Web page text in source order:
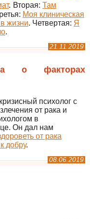
. Вторая: Там
Моя клиническая
жизни. Четвертая: Я
.
21.11.2019
о факторах
психолог с
от рака и
в
Он дал нам
от рака
добру.
08.06.2019